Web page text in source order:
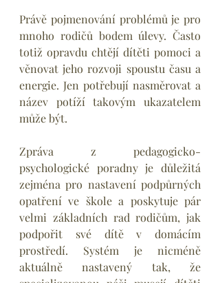
Právě pojmenování problémů je pro
mnoho rodičů bodem úlevy. Často
totiž opravdu chtějí dítěti pomoci a
věnovat jeho rozvoji spoustu času a
energie. Jen potřebují nasměrovat a
název potíží takovým ukazatelem
může být.
Zpráva z pedagogicko-
psychologické poradny je důležitá
zejména pro nastavení podpůrných
opatření ve škole a poskytuje pár
velmi základních rad rodičům, jak
podpořit své dítě v domácím
prostředí. Systém je nicméně
aktuálně nastavený tak, že